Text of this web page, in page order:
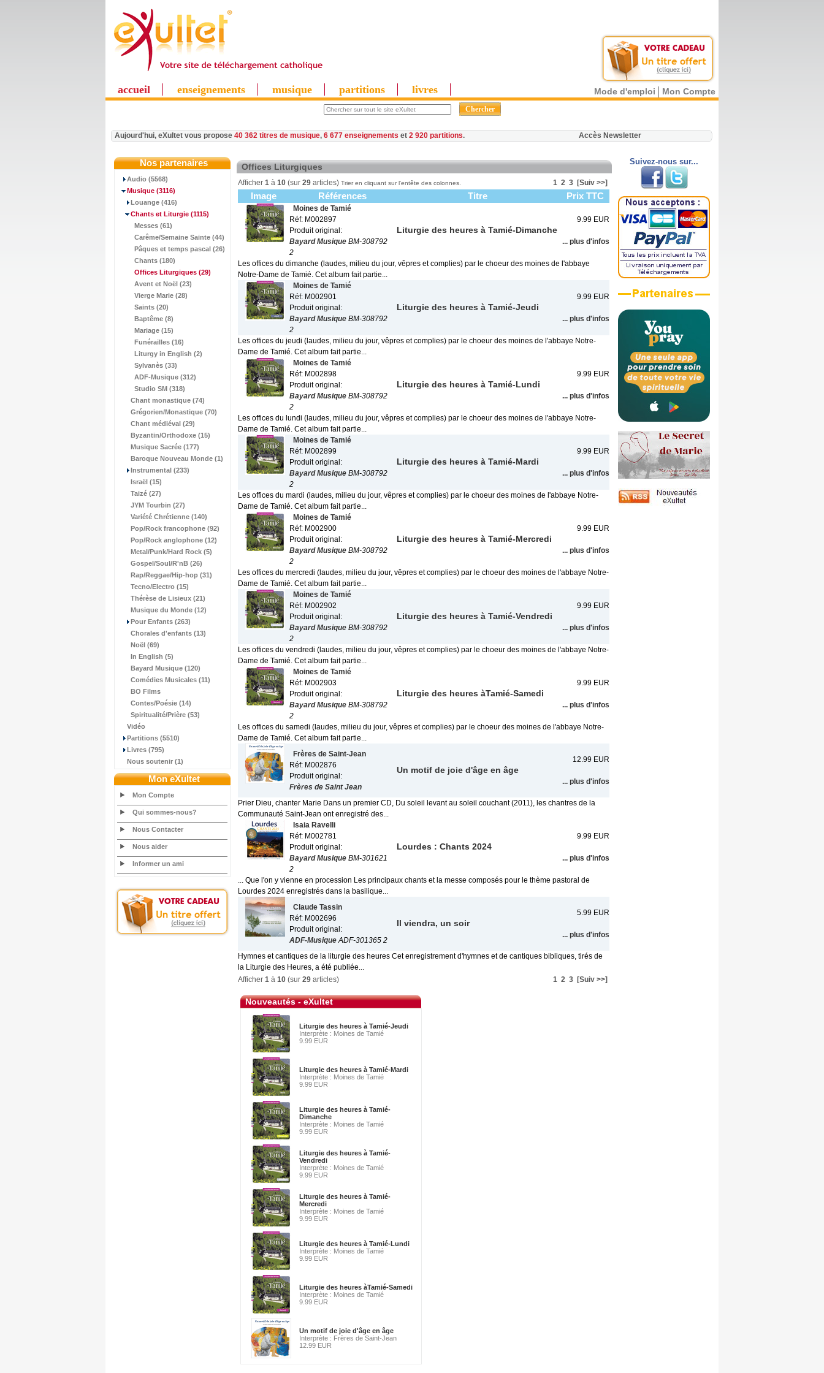
accueil enseignements musique partitions livres Mode d'emploi Mon Compte
Aujourd'hui, eXultet vous propose 40 362 titres de musique, 6 677 enseignements et 2 920 partitions. Accès Newsletter
Nos partenaires
Audio (5568)
Musique (3116)
Louange (416)
Chants et Liturgie (1115)
Messes (61)
Carême/Semaine Sainte (44)
Pâques et temps pascal (26)
Chants (180)
Offices Liturgiques (29)
Avent et Noël (23)
Vierge Marie (28)
Saints (20)
Baptême (8)
Mariage (15)
Funérailles (16)
Liturgy in English (2)
Sylvanès (33)
ADF-Musique (312)
Studio SM (318)
Chant monastique (74)
Grégorien/Monastique (70)
Chant médiéval (29)
Byzantin/Orthodoxe (15)
Musique Sacrée (177)
Baroque Nouveau Monde (1)
Instrumental (233)
Israël (15)
Taizé (27)
JYM Tourbin (27)
Variété Chrétienne (140)
Pop/Rock francophone (92)
Pop/Rock anglophone (12)
Metal/Punk/Hard Rock (5)
Gospel/Soul/R'nB (26)
Rap/Reggae/Hip-hop (31)
Tecno/Electro (15)
Thérèse de Lisieux (21)
Musique du Monde (12)
Pour Enfants (263)
Chorales d'enfants (13)
Noël (69)
In English (5)
Bayard Musique (120)
Comédies Musicales (11)
BO Films
Contes/Poésie (14)
Spiritualité/Prière (53)
Vidéo
Partitions (5510)
Livres (795)
Nous soutenir (1)
Mon eXultet
Mon Compte
Qui sommes-nous?
Nous Contacter
Nous aider
Informer un ami
Offices Liturgiques
Afficher 1 à 10 (sur 29 articles) Trier en cliquant sur l'entête des colonnes. 1 2 3 [Suiv >>]
Image Références Titre Prix TTC
Moines de Tamié
Réf: M002897
Produit original:
Bayard Musique BM-308792
2
Liturgie des heures à Tamié-Dimanche
9.99 EUR
... plus d'infos
Les offices du dimanche (laudes, milieu du jour, vêpres et complies) par le choeur des moines de l'abbaye
Notre-Dame de Tamié. Cet album fait partie...
Moines de Tamié
Réf: M002901
Produit original:
Bayard Musique BM-308792
2
Liturgie des heures à Tamié-Jeudi
9.99 EUR
... plus d'infos
Les offices du jeudi (laudes, milieu du jour, vêpres et complies) par le choeur des moines de l'abbaye Notre-
Dame de Tamié. Cet album fait partie...
Moines de Tamié
Réf: M002898
Produit original:
Bayard Musique BM-308792
2
Liturgie des heures à Tamié-Lundi
9.99 EUR
... plus d'infos
Les offices du lundi (laudes, milieu du jour, vêpres et complies) par le choeur des moines de l'abbaye Notre-
Dame de Tamié. Cet album fait partie...
Moines de Tamié
Réf: M002899
Produit original:
Bayard Musique BM-308792
2
Liturgie des heures à Tamié-Mardi
9.99 EUR
... plus d'infos
Les offices du mardi (laudes, milieu du jour, vêpres et complies) par le choeur des moines de l'abbaye Notre-
Dame de Tamié. Cet album fait partie...
Moines de Tamié
Réf: M002900
Produit original:
Bayard Musique BM-308792
2
Liturgie des heures à Tamié-Mercredi
9.99 EUR
... plus d'infos
Les offices du mercredi (laudes, milieu du jour, vêpres et complies) par le choeur des moines de l'abbaye Notre-
Dame de Tamié. Cet album fait partie...
Moines de Tamié
Réf: M002902
Produit original:
Bayard Musique BM-308792
2
Liturgie des heures à Tamié-Vendredi
9.99 EUR
... plus d'infos
Les offices du vendredi (laudes, milieu du jour, vêpres et complies) par le choeur des moines de l'abbaye Notre-
Dame de Tamié. Cet album fait partie...
Moines de Tamié
Réf: M002903
Produit original:
Bayard Musique BM-308792
2
Liturgie des heures àTamié-Samedi
9.99 EUR
... plus d'infos
Les offices du samedi (laudes, milieu du jour, vêpres et complies) par le choeur des moines de l'abbaye Notre-
Dame de Tamié. Cet album fait partie...
Frères de Saint-Jean
Réf: M002876
Produit original:
Frères de Saint Jean
Un motif de joie d'âge en âge
12.99 EUR
... plus d'infos
Prier Dieu, chanter Marie Dans un premier CD, Du soleil levant au soleil couchant (2011), les chantres de la
Communauté Saint-Jean ont enregistré des...
Isaia Ravelli
Réf: M002781
Produit original:
Bayard Musique BM-301621
2
Lourdes : Chants 2024
9.99 EUR
... plus d'infos
... Que l'on y vienne en procession Les principaux chants et la messe composés pour le thème pastoral de
Lourdes 2024 enregistrés dans la basilique...
Claude Tassin
Réf: M002696
Produit original:
ADF-MusiqueADF-301365 2
Il viendra, un soir
5.99 EUR
... plus d'infos
Hymnes et cantiques de la liturgie des heures Cet enregistrement d'hymnes et de cantiques bibliques, tirés de
la Liturgie des Heures, a été publiée...
Afficher 1 à 10 (sur 29 articles) 1 2 3 [Suiv >>]
Nouveautés - eXultet
Liturgie des heures à Tamié-Jeudi
Interprète : Moines de Tamié
9.99 EUR
Liturgie des heures à Tamié-Mardi
Interprète : Moines de Tamié
9.99 EUR
Liturgie des heures à Tamié-
Dimanche
Interprète : Moines de Tamié
9.99 EUR
Liturgie des heures à Tamié-
Vendredi
Interprète : Moines de Tamié
9.99 EUR
Liturgie des heures à Tamié-
Mercredi
Interprète : Moines de Tamié
9.99 EUR
Liturgie des heures à Tamié-Lundi
Interprète : Moines de Tamié
9.99 EUR
Liturgie des heures àTamié-Samedi
Interprète : Moines de Tamié
9.99 EUR
Un motif de joie d'âge en âge
Interprète : Frères de Saint-Jean
12.99 EUR
Suivez-nous sur...